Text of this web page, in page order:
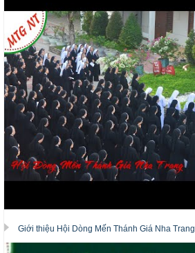
Giới thiệu Hội Dòng Mến Thánh Giá Nha Trang